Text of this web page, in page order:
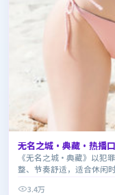
无名之城·典藏·热播
《无名之城·典藏》以犯
整、节奏舒适，适合休闲时
3.4万